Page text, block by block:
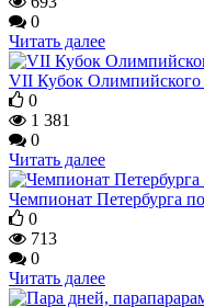
0
Читать далее
VII Кубок
0
1 381
0
Читать далее
Чемпионат Петербурга
0
713
0
Читать далее